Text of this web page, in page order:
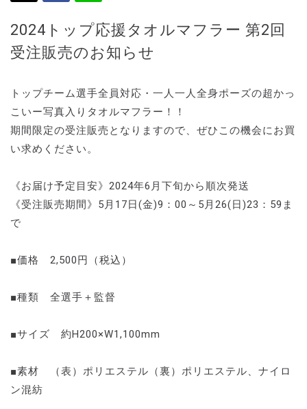
2024トップ応援タオルマフラー 第2回
受注販売のお知らせ
トップチーム選手全員対応・一人一人全身ポーズの超かっ
こいー写真入りタオルマフラー！！
期間限定の受注販売となりますので、ぜひこの機会にお買
い求めください。
《お届け予定目安》2024年6月下旬から順次発送
《受注販売期間》5月17日(金)9：00～5月26(日)23：59ま
で
■価格 2,500円（税込）
■種類 全選手＋監督
■サイズ 約H200×W1,100mm
■素材 （表）ポリエステル（裏）ポリエステル、ナイロ
ン混紡